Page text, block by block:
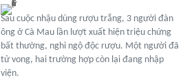
Sau cuộc nhậu dùng rượu trắng, 3 người đàn
ông ở Cà Mau lần lượt xuất hiện triệu chứng
bất thường, nghi ngộ độc rượu. Một người đã
tử vong, hai trường hợp còn lại đang nhập
viện.